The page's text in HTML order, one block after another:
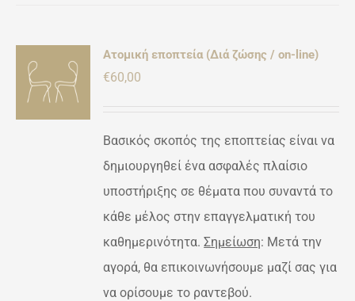
Ατομική εποπτεία (Διά ζώσης / on-line)
€60,00
Βασικός σκοπός της εποπτείας είναι να
δημιουργηθεί ένα ασφαλές πλαίσιο
υποστήριξης σε θέματα που συναντά το
κάθε μέλος στην επαγγελματική του
καθημερινότητα.Σημείωση: Μετά την
αγορά, θα επικοινωνήσουμε μαζί σας για
να ορίσουμε το ραντεβού.